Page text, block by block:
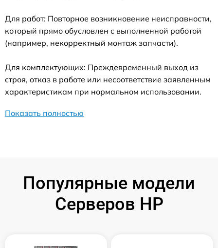
Для работ: Повторное возникновение неисправности,
который прямо обусловлен с выполненной работой
(например, некорректный монтаж запчасти).
Для комплектующих: Преждевременный выход из
строя, отказ в работе или несоответствие заявленным
характеристикам при нормальном использовании.
Показать полностью
Популярные модели
Серверов HP